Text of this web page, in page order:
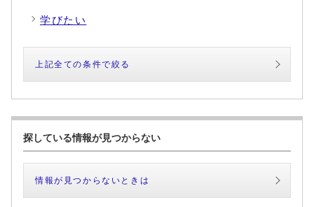
学びたい
上記全ての条件で絞る
探している情報が見つからない
情報が見つからないときは